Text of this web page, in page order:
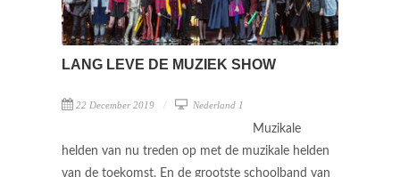
LANG LEVE DE MUZIEK SHOW
22 December 2019 Nederland 1
Muzikale
helden van nu treden op met de muzikale helden
van de toekomst. En de grootste schoolband van